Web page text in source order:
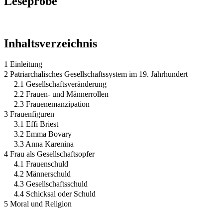
Inhaltsverzeichnis
1 Einleitung
2 Patriarchalisches Gesellschaftssystem im 19. Jahrhundert
2.1 Gesellschaftsveränderung
2.2 Frauen- und Männerrollen
2.3 Frauenemanzipation
3 Frauenfiguren
3.1 Effi Briest
3.2 Emma Bovary
3.3 Anna Karenina
4 Frau als Gesellschaftsopfer
4.1 Frauenschuld
4.2 Männerschuld
4.3 Gesellschaftsschuld
4.4 Schicksal oder Schuld
5 Moral und Religion